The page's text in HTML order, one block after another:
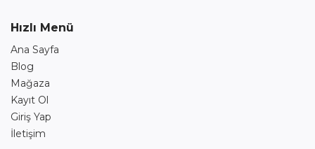
Hızlı Menü
Ana Sayfa
Blog
Mağaza
Kayıt Ol
Giriş Yap
İletişim